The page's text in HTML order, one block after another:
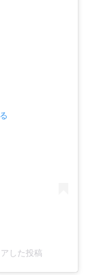
した投稿